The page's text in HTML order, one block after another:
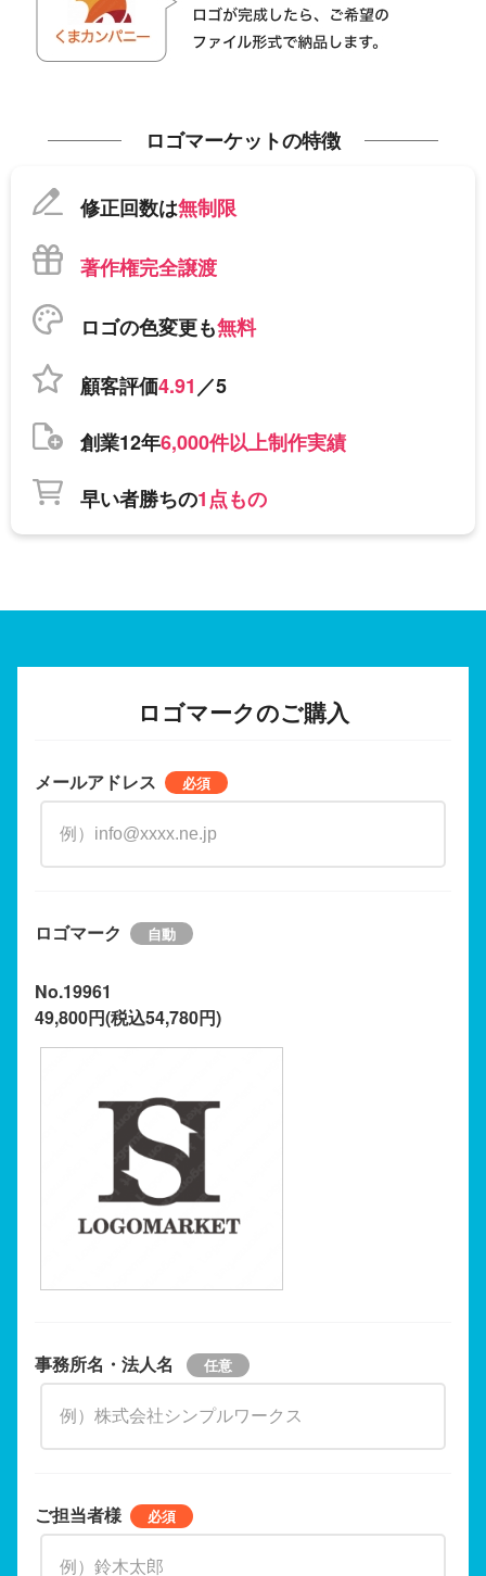
ロゴマーケットの特徴
修正回数は無制限
著作権完全譲渡
ロゴの色変更も無料
顧客評価4.91／5
創業12年6,000件以上制作実績
早い者勝ちの1点もの
ロゴマークのご購入
メールアドレス
ロゴマーク
No.19961
49,800円(税込54,780円)
事務所名・法人名
ご担当者様